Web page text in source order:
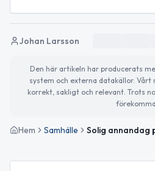
Johan Larsson
Den här artikeln har producerats
system och externa datakällor.
korrekt, sakligt och relevant. Trots
förekomma.
Hem Samhälle